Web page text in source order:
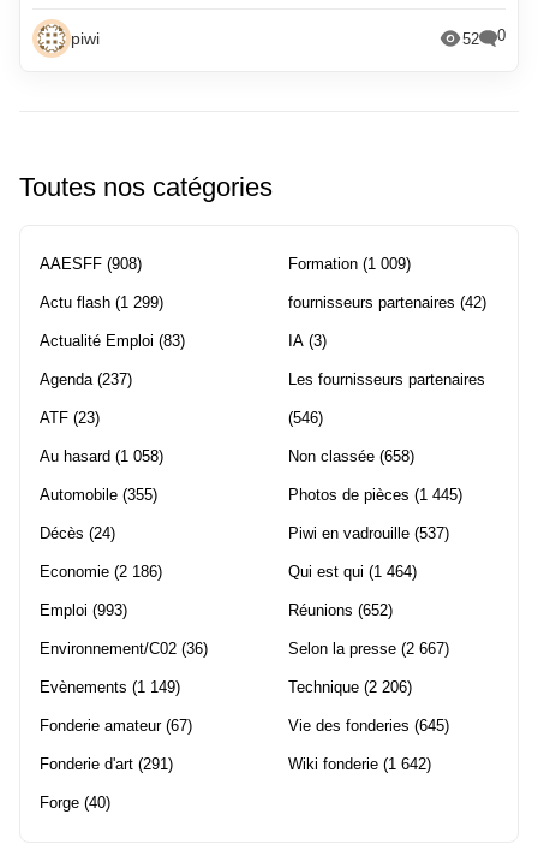
piwi 52 0
Toutes nos catégories
AAESFF (908)
Actu flash (1 299)
Actualité Emploi (83)
Agenda (237)
ATF (23)
Au hasard (1 058)
Automobile (355)
Décès (24)
Economie (2 186)
Emploi (993)
Environnement/C02 (36)
Evènements (1 149)
Fonderie amateur(67)
Fonderie d'art (291)
Forge (40)
Formation (1 009)
fournisseurs partenaires (42)
IA (3)
Les fournisseurs partenaires
(546)
Non classée (658)
Photos de pièces (1 445)
Piwi en vadrouille (537)
Qui est qui (1 464)
Réunions (652)
Selon la presse (2 667)
Technique (2 206)
Vie des fonderies (645)
Wiki fonderie (1 642)